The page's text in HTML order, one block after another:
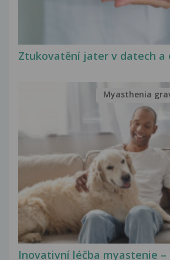
Ztukovatění jater v datech a
Inovativní léčba myastenie
Myasthenia